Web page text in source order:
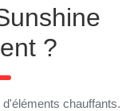
?
chauffants.